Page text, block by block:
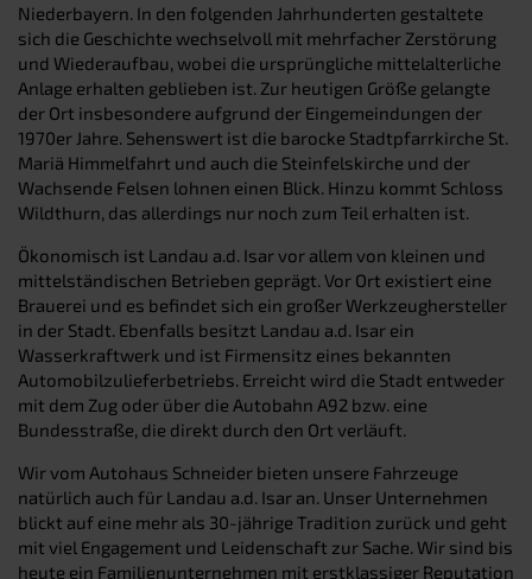
Niederbayern. In den folgenden Jahrhunderten gestaltete
sich die Geschichte wechselvoll mit mehrfacher Zerstörung
und Wiederaufbau, wobei die ursprüngliche mittelalterliche
Anlage erhalten geblieben ist. Zur heutigen Größe gelangte
der Ort insbesondere aufgrund der Eingemeindungen der
1970er Jahre. Sehenswert ist die barocke Stadtpfarrkirche St.
Mariä Himmelfahrt und auch die Steinfelskirche und der
Wachsende Felsen lohnen einen Blick. Hinzu kommt Schloss
Wildthurn, das allerdings nur noch zum Teil erhalten ist.
Ökonomisch ist Landau a.d. Isar vor allem von kleinen und
mittelständischen Betrieben geprägt. Vor Ort existiert eine
Brauerei und es befindet sich ein großer Werkzeughersteller
in der Stadt. Ebenfalls besitzt Landau a.d. Isar ein
Wasserkraftwerk und ist Firmensitz eines bekannten
Automobilzulieferbetriebs. Erreicht wird die Stadt entweder
mit dem Zug oder über die Autobahn A92 bzw. eine
Bundesstraße, die direkt durch den Ort verläuft.
Wir vom Autohaus Schneider bieten unsere Fahrzeuge
natürlich auch für Landau a.d. Isar an. Unser Unternehmen
blickt auf eine mehr als 30-jährige Tradition zurück und geht
mit viel Engagement und Leidenschaft zur Sache. Wir sind bis
heute ein Familienunternehmen mit erstklassiger Reputation